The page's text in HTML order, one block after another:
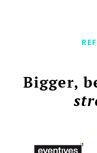
Bigger,